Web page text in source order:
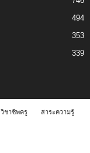
494
353
339
วิชาชีพครู
สาระความรู้